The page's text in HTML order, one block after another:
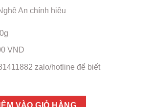
An chính hiệu
VND
zalo/hotline để biết
chính hiệu, thơm ngon, giá tốt số lượng
VÀO GIỎ HÀNG